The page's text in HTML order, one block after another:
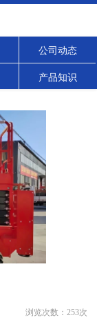
公司动态
产品知识
浏览次数： 253次